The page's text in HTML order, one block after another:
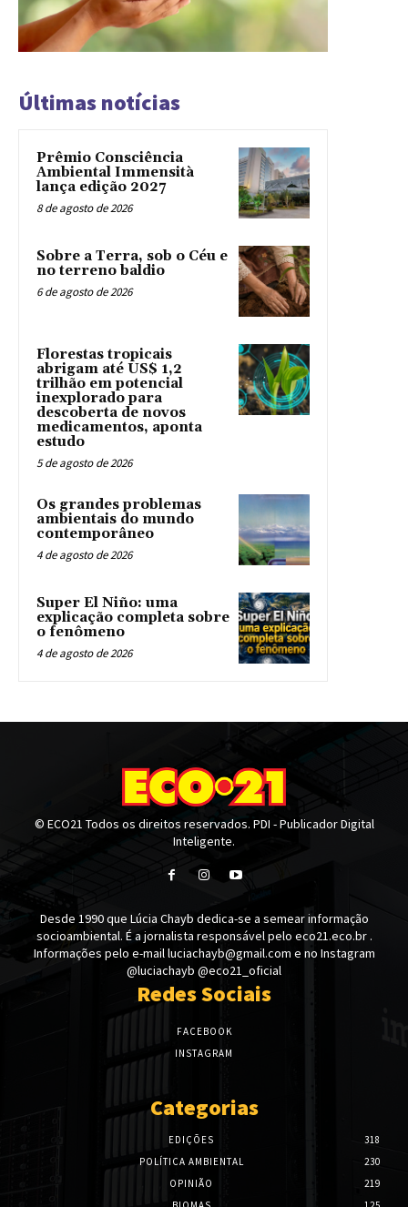
Últimas notícias
Prêmio Consciência
Ambiental Immensità
lança edição 2027
8 de agosto de 2026
Sobre a Terra, sob o Céu e
no terreno baldio
6 de agosto de 2026
Florestas tropicais
abrigam até US$ 1,2
trilhão em potencial
inexplorado para
descoberta de novos
medicamentos, aponta
estudo
5 de agosto de 2026
Os grandes problemas
ambientais do mundo
contemporâneo
4 de agosto de 2026
Super El Niño: uma
explicação completa sobre
o fenômeno
4 de agosto de 2026
© ECO21 Todos os direitos reservados. PDI - Publicador Digital
Inteligente.
Desde 1990 que Lúcia Chayb dedica-se a semear informação
socioambiental. É a jornalista responsável pelo eco21.eco.br .
Informações pelo e-mail luciachayb@gmail.com e no Instagram
@luciachayb @eco21_oficial
Redes Sociais
FACEBOOK
INSTAGRAM
Categorias
EDIÇÕES
318
POLÍTICA AMBIENTAL
230
OPINIÃO
219